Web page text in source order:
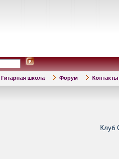
Гитарная школа Форум Контакты
Клуб